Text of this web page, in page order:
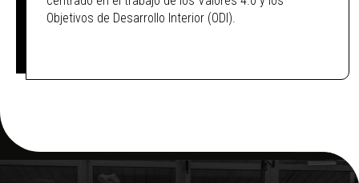
Objetivos de Desarrollo Interior (ODI).